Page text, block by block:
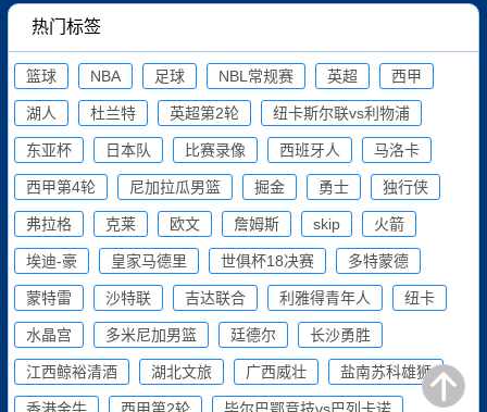
热门标签
篮球 NBA 足球 NBL常规赛 英超 西甲
湖人 杜兰特 英超第2轮 纽卡斯尔联vs利物浦
东亚杯 日本队 比赛录像 西班牙人 马洛卡
西甲第4轮 尼加拉瓜男篮 掘金 勇士 独行侠
弗拉格 克莱 欧文 詹姆斯 skip 火箭
埃迪-豪 皇家马德里 世俱杯18决赛 多特蒙德
蒙特雷 沙特联 吉达联合 利雅得青年人 纽卡
水晶宫 多米尼加男篮 廷德尔 长沙勇胜
江西鲸裕清酒 湖北文旅 广西威壮 盐南苏科雄狮